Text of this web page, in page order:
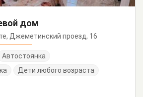
дом
Джеметинский проезд, 16
Автостоянка
Дети любого возраста